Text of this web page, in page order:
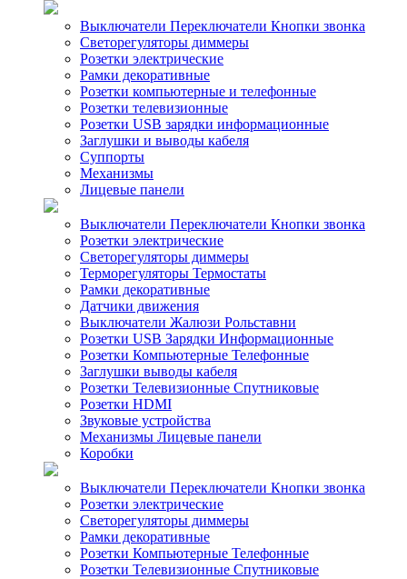
Выключатели Переключатели Кнопки звонка
Светорегуляторы диммеры
Розетки электрические
Рамки декоративные
Розетки компьютерные и телефонные
Розетки телевизионные
Розетки USB зарядки информационные
Заглушки и выводы кабеля
Суппорты
Механизмы
Лицевые панели
Выключатели Переключатели Кнопки звонка
Розетки электрические
Светорегуляторы диммеры
Терморегуляторы Термостаты
Рамки декоративные
Датчики движения
Выключатели Жалюзи Рольставни
Розетки USB Зарядки Информационные
Розетки Компьютерные Телефонные
Заглушки выводы кабеля
Розетки Телевизионные Спутниковые
Розетки HDMI
Звуковые устройства
Механизмы Лицевые панели
Коробки
Выключатели Переключатели Кнопки звонка
Розетки электрические
Светорегуляторы диммеры
Рамки декоративные
Розетки Компьютерные Телефонные
Розетки Телевизионные Спутниковые